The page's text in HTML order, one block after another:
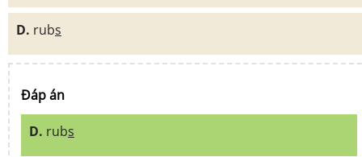
D. rubs
Đáp án
D. rubs